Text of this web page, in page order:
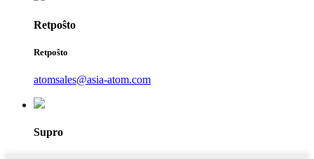
Retpoŝto
Retpoŝto
atomsales@asia-atom.com
Supro